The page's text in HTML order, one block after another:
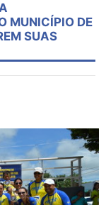
MUNICÍPIO DE
SUAS